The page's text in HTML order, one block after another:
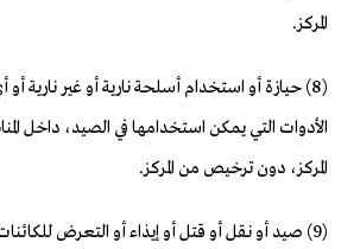
المركز.
(8) حيازة أو استخدام أسلحة نارية أو غير نارية
الأدوات التي يمكن استخدامها في الصيد، داخل
المركز، دون ترخيص من المركز.
(9) صيد أو نقل أو قتل أو إيذاء أو التعرض